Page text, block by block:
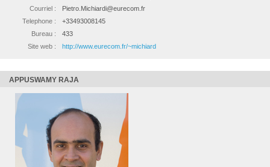
Courriel :
Pietro.Michiardi@eurecom.fr
Telephone :
+33493008145
Bureau :
433
Site web :
http://www.eurecom.fr/~michiard
APPUSWAMY RAJA